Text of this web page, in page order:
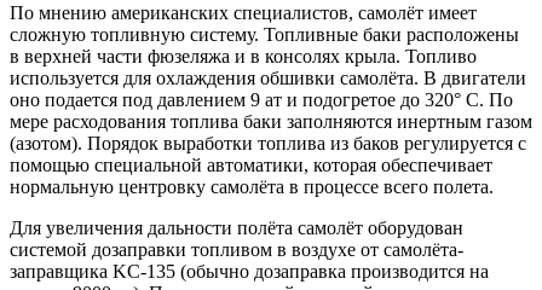
По мнению американских специалистов, самолёт имеет
сложную топливную систему. Топливные баки расположены
в верхней части фюзеляжа и в консолях крыла. Топливо
используется для охлаждения обшивки самолёта. В двигатели
оно подается под давлением 9 ат и подогретое до 320° С. По
мере расходования топлива баки заполняются инертным газом
(азотом). Порядок выработки топлива из баков регулируется с
помощью специальной автоматики, которая обеспечивает
нормальную центровку самолёта в процессе всего полета.
Для увеличения дальности полёта самолёт оборудован
системой дозаправки топливом в воздухе от самолёта-
заправщика KC-135 (обычно дозаправка производится на